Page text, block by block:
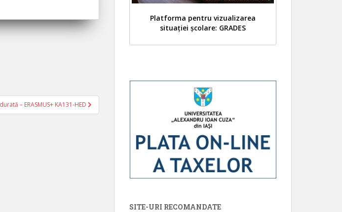
– ERASMUS+ KA131-HED
Platforma pentru vizualizarea
situației școlare: GRADES
SITE-URI RECOMANDATE